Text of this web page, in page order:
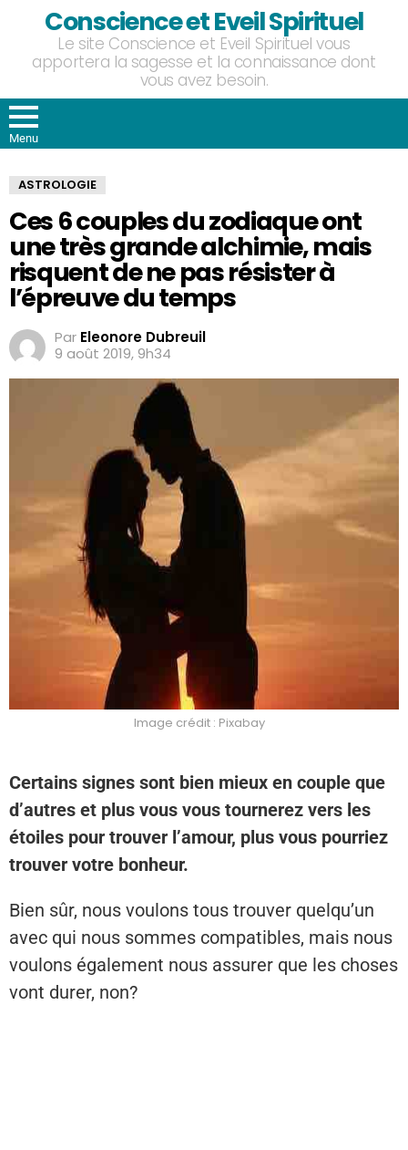
Conscience et Eveil Spirituel
Le site Conscience et Eveil Spirituel vous
apportera la sagesse et la connaissance dont
vous avez besoin.
Menu
ASTROLOGIE
Ces 6 couples du zodiaque ont
une très grande alchimie, mais
risquent de ne pas résister à
l’épreuve du temps
Par Eleonore Dubreuil
9 août 2019, 9h34
Image crédit : Pixabay
Certains signes sont bien mieux en couple que
d’autres et plus vous vous tournerez vers les
étoiles pour trouver l’amour, plus vous pourriez
trouver votre bonheur.
Bien sûr, nous voulons tous trouver quelqu’un
avec qui nous sommes compatibles, mais nous
voulons également nous assurer que les choses
vont durer, non?